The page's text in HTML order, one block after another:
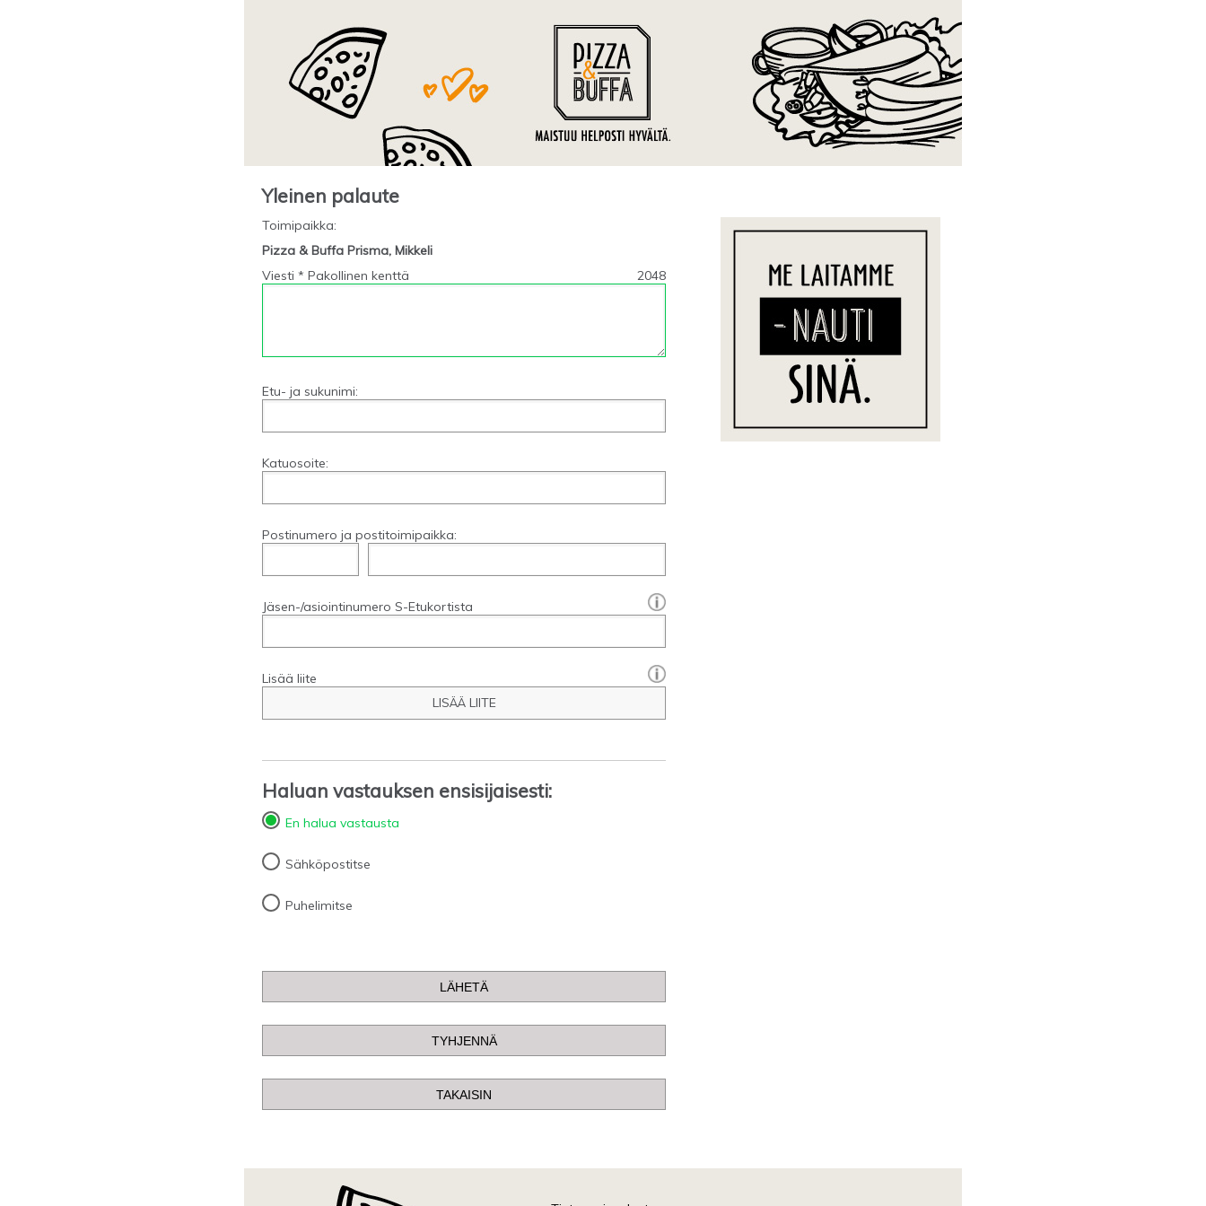
Yleinen palaute
Toimipaikka:
Pizza & Buffa Prisma, Mikkeli
Viesti * Pakollinen kenttä
2048
Etu- ja sukunimi:
Katuosoite:
Postinumero ja postitoimipaikka:
Jäsen-/asiointinumero S-Etukortista
Lisää liite
LISÄÄ LIITE
Haluan vastauksen ensisijaisesti:
En halua vastausta
Sähköpostitse
Puhelimitse